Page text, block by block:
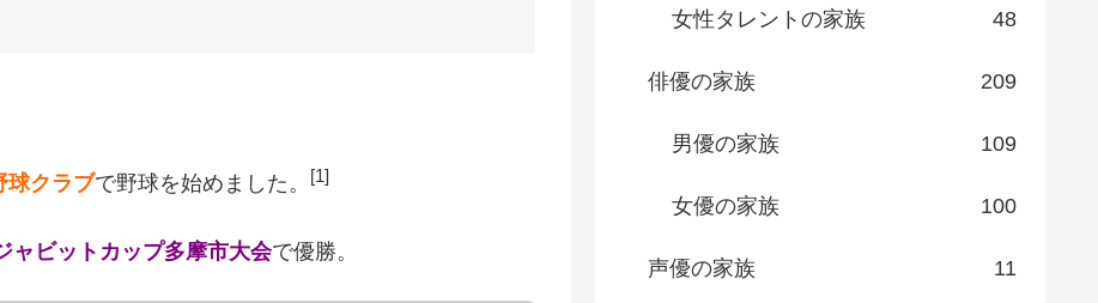
球クラブで野球を始めました。 [1]
ャビットカップ多摩市大会で優勝。
女性タレントの家族 48
俳優の家族 209
男優の家族 109
女優の家族 100
声優の家族 11